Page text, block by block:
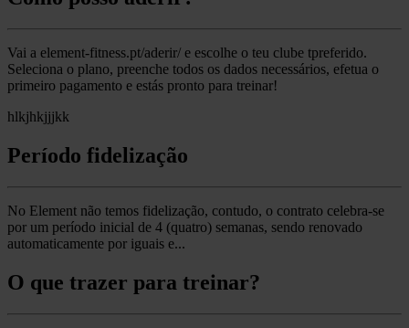
Vai a element-fitness.pt/aderir/ e escolhe o teu clube tpreferido.
Seleciona o plano, preenche todos os dados necessários, efetua o
primeiro pagamento e estás pronto para treinar!
hlkjhkjjjkk
Período fidelização
No Element não temos fidelização, contudo, o contrato celebra-se
por um período inicial de 4 (quatro) semanas, sendo renovado
automaticamente por iguais e...
O que trazer para treinar?